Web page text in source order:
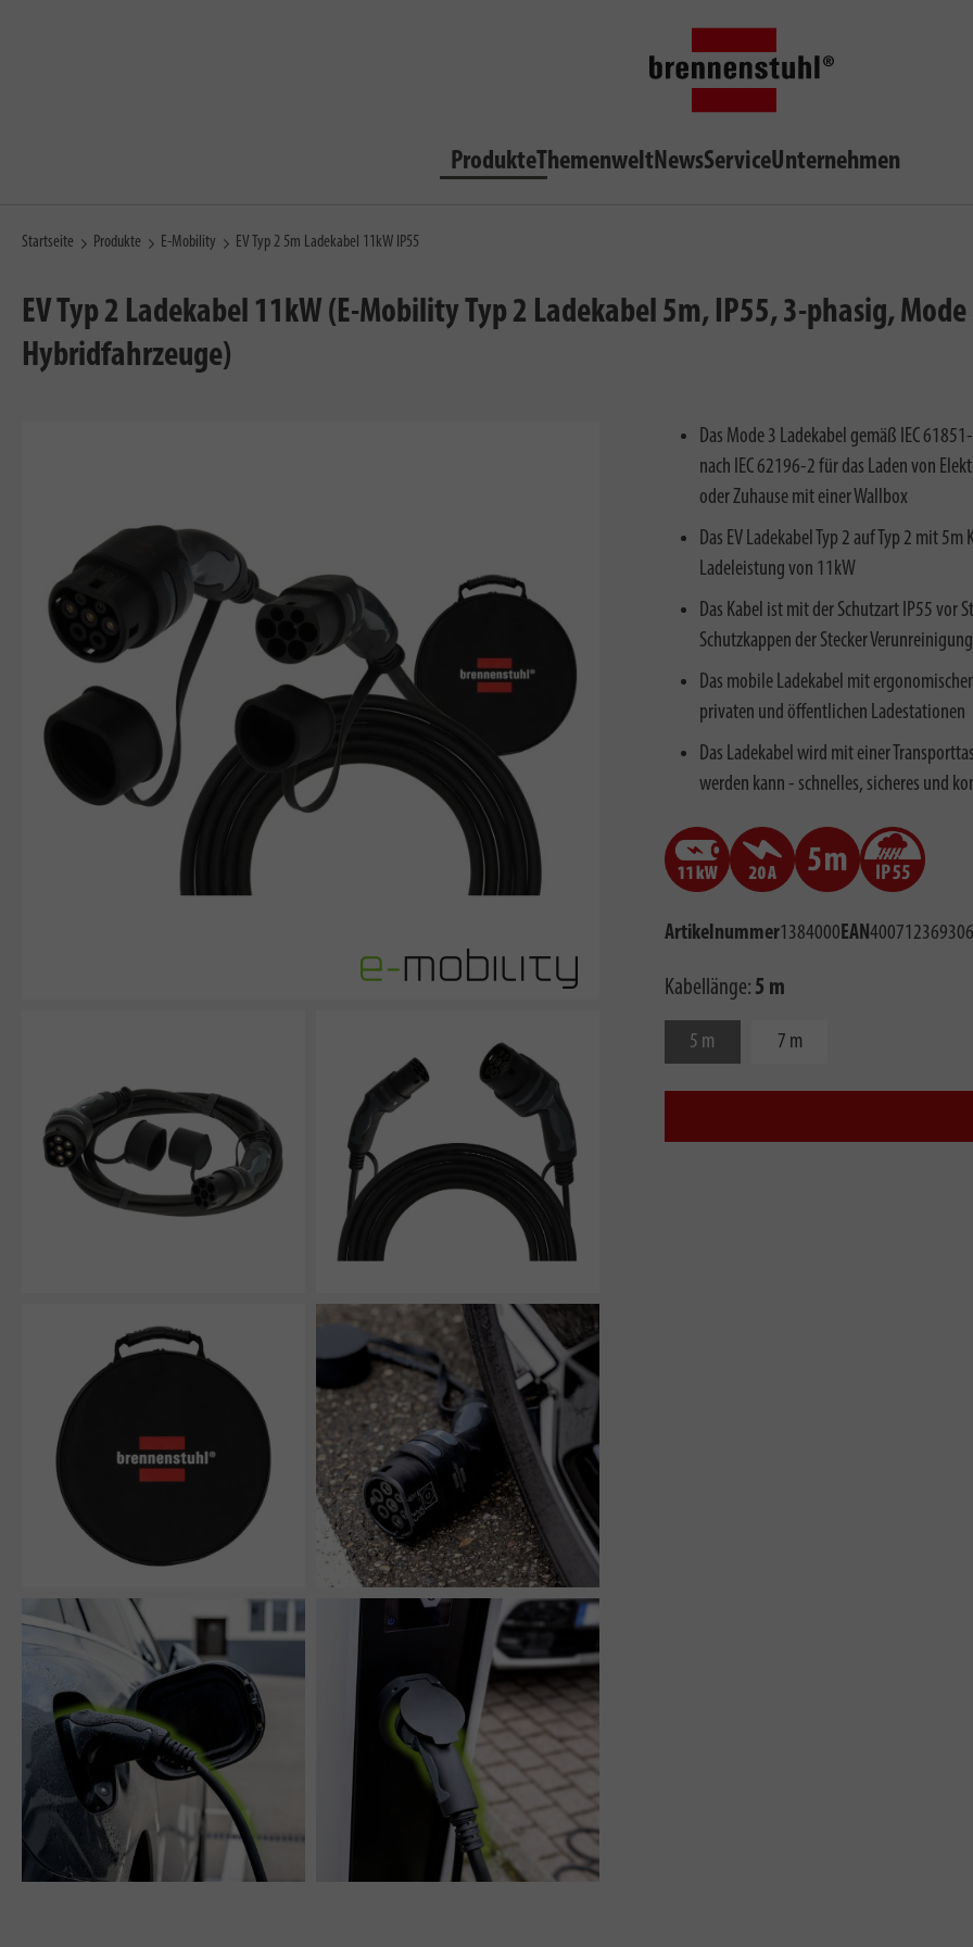
ProdukteThemenweltNewsServiceUnternehmen
Startseite Produkte E-Mobility EV Typ 2 5m Ladekabel 11kW IP55
EV Typ 2 Ladekabel 11kW (E-Mobility Typ 2 Ladekabel 5m, IP55, 3-phasig,
Hybridfahrzeuge)
Das Mode 3 Ladekabel gemäß IEC
nach IEC 62196-2 für das Laden von
oder Zuhause mit einer Wallbox
Das EV Ladekabel Typ 2 auf Typ 2 mit
Ladeleistung von 11kW
Das Kabel ist mit der Schutzart IP55 vor
Schutzkappen der Stecker
Das mobile Ladekabel mit
privaten und öffentlichen Ladestationen
Das Ladekabel wird mit einer
werden kann - schnelles, sicheres und
Artikelnummer1384000EAN
Kabellänge: 5 m
5 m 7 m